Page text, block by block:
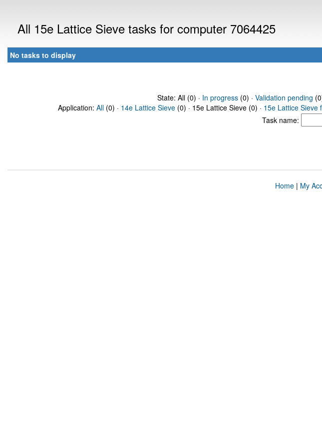
All 15e Lattice Sieve tasks for computer 7064425
No tasks to display
State: All (0) · In progress(0) · Validation pending
Application: All (0) · 14e Lattice Sieve (0) · 15e Lattice Sieve (0) · 15e Lattice Sieve
Task name:
Home| My